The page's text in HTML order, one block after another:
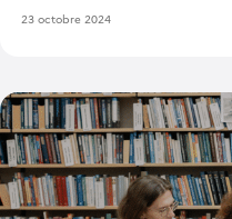
23 octobre 2024